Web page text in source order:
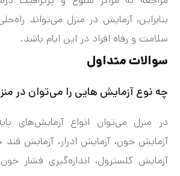
بنابراین، آزمایش در منزل می‌تواند
سلامت و رفاه افراد در این ایام باشد.
سوالات متداول
چه نوع آزمایش هایی را می‌توان در
در منزل می‌توان انواع آزمایش‌های
آزمایش خون، آزمایش ادرار، آزمایش
آزمایش کلسترول، اندازه‌گیری فشار